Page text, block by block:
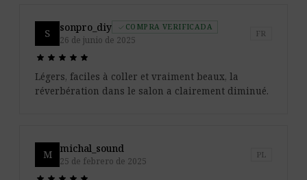
S sonpro_diy check COMPRA VERIFICADA
26 de junio de 2025
FR
star star star star star
star star star star star
Légers, faciles à coller et vraiment beaux, la
réverbération dans le salon a clairement diminué.
M michal_sound
25 de febrero de 2025
PL